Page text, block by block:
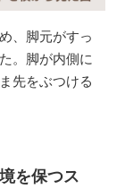
、脚元がすっ
。脚が内側に
先をぶつける
を保つス